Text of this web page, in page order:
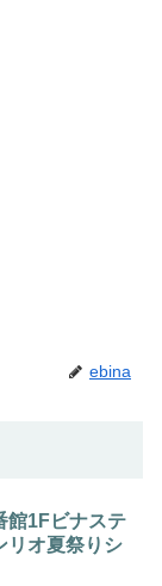
ebina
館1Fビナステ
リオ夏祭りシ